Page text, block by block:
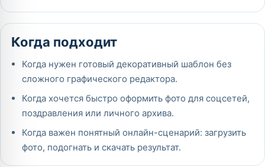
Когда подходит
Когда нужен готовый декоративный шаблон без
сложного графического редактора.
Когда хочется быстро оформить фото для соцсетей,
поздравления или личного архива.
Когда важен понятный онлайн-сценарий: загрузить
фото, подогнать и скачать результат.